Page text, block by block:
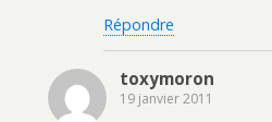
Répondre
toxymoron
19 janvier 2011